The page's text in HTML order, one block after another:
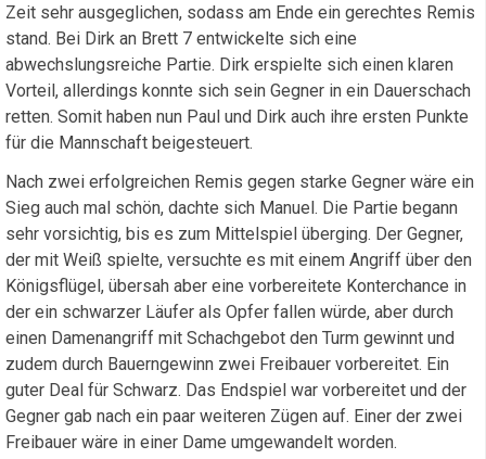
Zeit sehr ausgeglichen, sodass am Ende ein gerechtes Remis
stand. Bei Dirk an Brett 7 entwickelte sich eine
abwechslungsreiche Partie. Dirk erspielte sich einen klaren
Vorteil, allerdings konnte sich sein Gegner in ein Dauerschach
retten. Somit haben nun Paul und Dirk auch ihre ersten Punkte
für die Mannschaft beigesteuert.
Nach zwei erfolgreichen Remis gegen starke Gegner wäre ein
Sieg auch mal schön, dachte sich Manuel. Die Partie begann
sehr vorsichtig, bis es zum Mittelspiel überging. Der Gegner,
der mit Weiß spielte, versuchte es mit einem Angriff über den
Königsflügel, übersah aber eine vorbereitete Konterchance in
der ein schwarzer Läufer als Opfer fallen würde, aber durch
einen Damenangriff mit Schachgebot den Turm gewinnt und
zudem durch Bauerngewinn zwei Freibauer vorbereitet. Ein
guter Deal für Schwarz. Das Endspiel war vorbereitet und der
Gegner gab nach ein paar weiteren Zügen auf. Einer der zwei
Freibauer wäre in einer Dame umgewandelt worden.